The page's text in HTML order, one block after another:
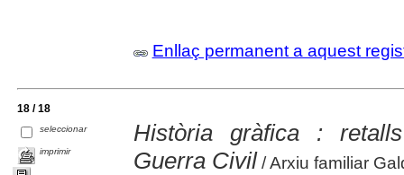
Enllaç permanent a aquest
18 / 18
seleccionar
imprimir
Història gràfica :
Guerra Civil/ Arxiu familiar